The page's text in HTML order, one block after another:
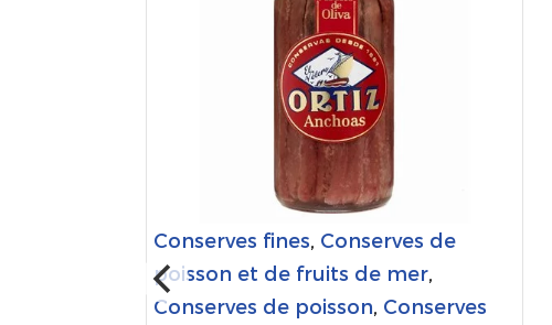
Conserves fines, Conserves de
poisson et de fruits de mer,
Conserves de poisson, Conserves